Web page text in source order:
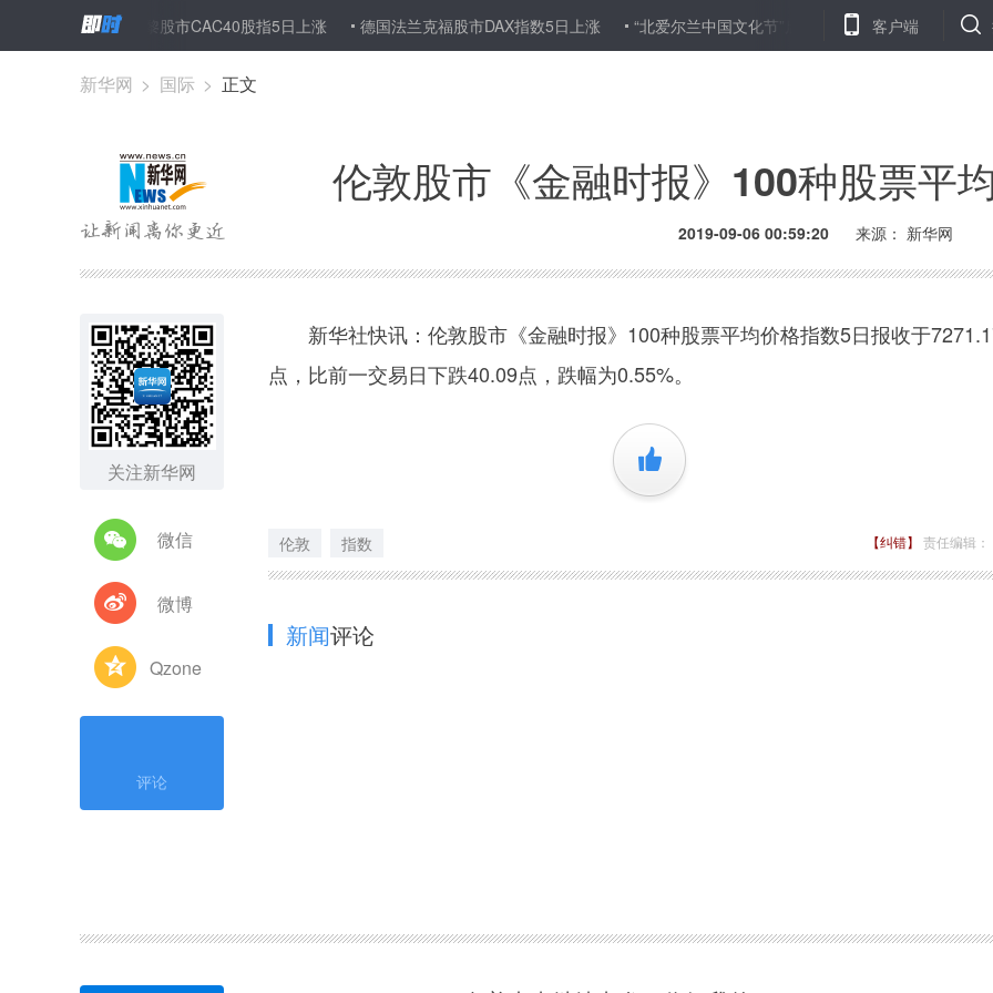
巴黎股市CAC40股指5日上涨 德国法兰克福股市DAX指数5日上涨 “北爱尔兰中国文化节”启动 中国新疆文化交流团访问德
客户端
新华网 > 国际 > 正文
伦敦股市《金融时报》100种股票平
2019-09-06 00:59:20 来源： 新华网
关注新华网
微信
微博
Qzone
评论
新华社快讯：伦敦股市《金融时报》100种股票平均价格指数5日报收于
点，比前一交易日下跌40.09点，跌幅为0.55%。
+1
伦敦 指数 【纠错】 责任编辑
新闻评论